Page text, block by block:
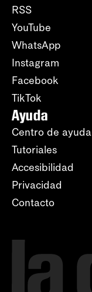
RSS
YouTube
WhatsApp
Instagram
Facebook
TikTok
Ayuda
Centro de ayuda
Tutoriales
Accesibilidad
Privacidad
Contacto